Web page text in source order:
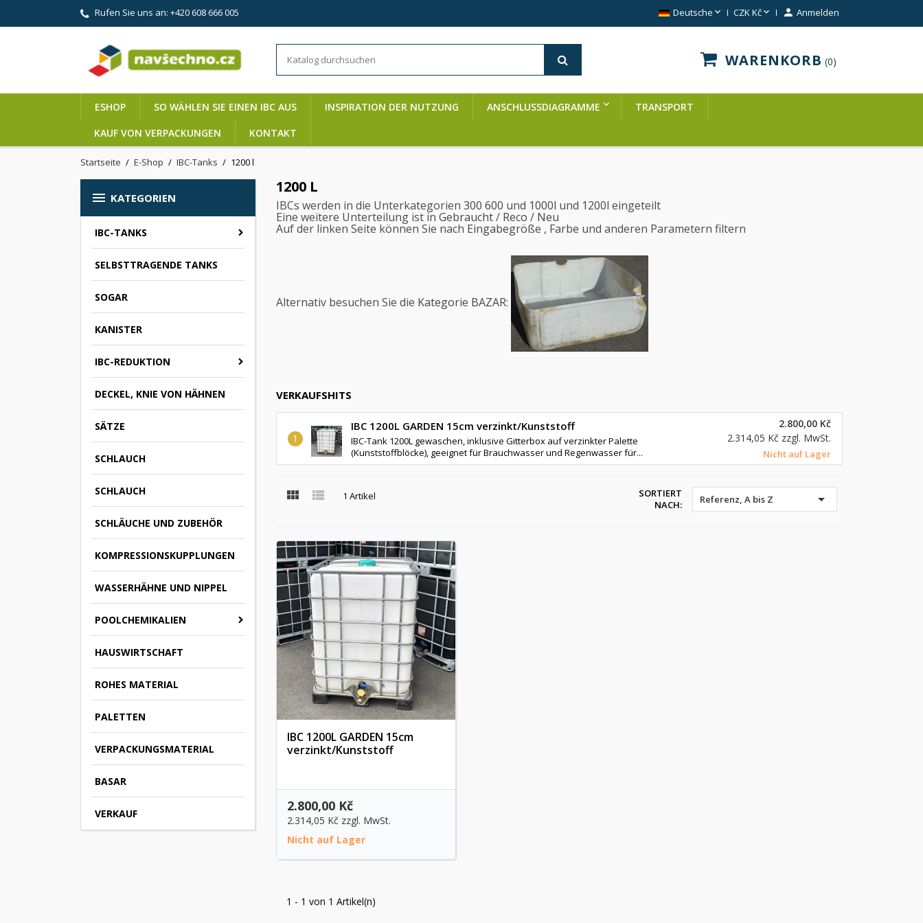
Rufen Sie uns an: +420 608 666 005 Deutsche  CZK Kč  Anmelden
WARENKORB 0
ESHOP SO WÄHLEN SIE EINEN IBC AUS INSPIRATION DER NUTZUNG ANSCHLUSSDIAGRAMME TRANSPORT
KAUF VON VERPACKUNGEN KONTAKT
Startseite E-Shop IBC-Tanks 1200 l
 KATEGORIEN
IBC-TANKS
SELBSTTRAGENDE TANKS
SOGAR
KANISTER
IBC-REDUKTION
DECKEL, KNIE VON HÄHNEN
SÄTZE
SCHLAUCH
SCHLAUCH
SCHLÄUCHE UND ZUBEHÖR
KOMPRESSIONSKUPPLUNGEN
WASSERHÄHNE UND NIPPEL
POOLCHEMIKALIEN
HAUSWIRTSCHAFT
ROHES MATERIAL
PALETTEN
VERPACKUNGSMATERIAL
BASAR
VERKAUF
1200 L
IBCs werden in die Unterkategorien 300 600 und 1000l und 1200l eingeteilt
Eine weitere Unterteilung ist in Gebraucht/ Reco / Neu
Auf der linken Seite können Sie nach Eingabegröße , Farbe und anderen Parametern filtern
Alternativ besuchen Sie die Kategorie BAZAR:
VERKAUFSHITS
IBC 1200L GARDEN 15cm verzinkt/Kunststoff
IBC-Tank 1200L gewaschen, inklusive Gitterbox auf verzinkter Palette
(Kunststoffblöcke), geeignet für Brauchwasser und Regenwasser für...
2.800,00 Kč
2.314,05 Kč zzgl. MwSt.
Nicht auf Lager
  1 Artikel
SORTIERT
NACH:
Referenz, A bis Z 
Vorschau
IBC 1200L GARDEN 15cm
verzinkt/Kunststoff
2.800,00 Kč
2.314,05 Kč zzgl. MwSt.
Nicht auf Lager
1 - 1 von 1 Artikel(n)